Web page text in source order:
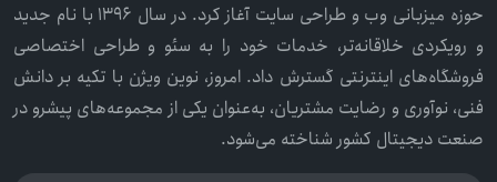
حوزه میزبانی وب و طراحی سایت آغاز کرد. در سال ۱۳۹۶ با نام جدید
و رویکردی خلاقانه‌تر، خدمات خود را به سئو و طراحی اختصاصی
فروشگاه‌های اینترنتی گسترش داد. امروز، نوین ویژن با تکیه بر دانش
فنی، نوآوری و رضایت مشتریان، به‌عنوان یکی از مجموعه‌های پیشرو در
صنعت دیجیتال کشور شناخته می‌شود.